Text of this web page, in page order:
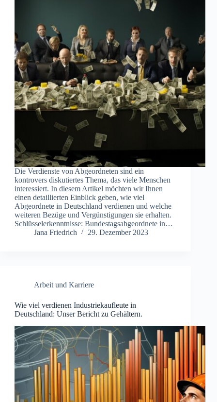
Die Verdienste von Abgeordneten sind ein
kontrovers diskutiertes Thema, das viele Menschen
interessiert. In diesem Artikel möchten wir Ihnen
einen detaillierten Einblick geben, wie viel
Abgeordnete in Deutschland verdienen und welche
weiteren Bezüge und Vergünstigungen sie erhalten.
Schlüsselerkenntnisse: Bundestagsabgeordnete in…
Jana Friedrich
29. Dezember 2023
Arbeit und Karriere
Wie viel verdienen Industriekaufleute in
Deutschland: Unser Bericht zu Gehältern.